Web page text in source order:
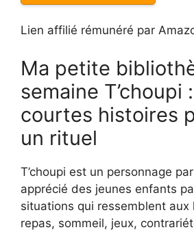
Lien affilié rémunéré par
Ma petite
semaine T’choupi
courtes histoires
un rituel
T’choupi est un personnage
apprécié des jeunes enfants
situations qui ressemblent aux
repas, sommeil, jeux,